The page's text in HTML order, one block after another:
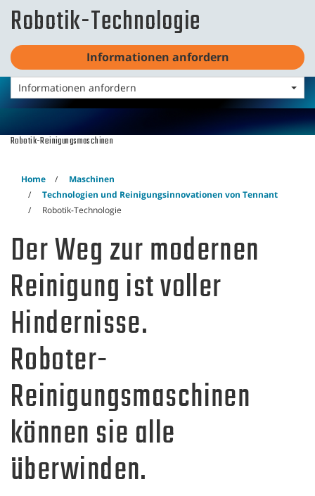
content
navigation
menu
Robotik-Reinigungsmaschinen
Home
Maschinen
Technologien und Reinigungsinnovationen von Tennant
Robotik-Technologie
Der Weg zur modernen
Reinigung ist voller
Hindernisse.
Roboter-
Reinigungsmaschinen
können sie alle
überwinden.
Robotik-Technologie
Informationen anfordern
Informationen anfordern